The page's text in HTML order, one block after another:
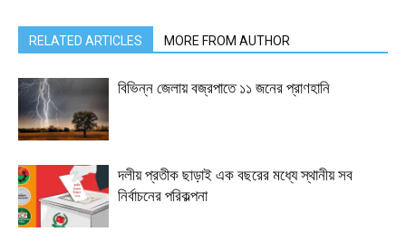
RELATED ARTICLES MORE FROM AUTHOR
বিভিন্ন জেলায় বজ্রপাতে ১১ জনের প্রাণহানি
দলীয় প্রতীক ছাড়াই এক বছরের মধ্যে স্থানীয় সব
নির্বাচনের পরিকল্পনা